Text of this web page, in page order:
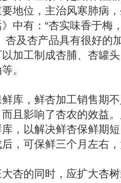
地位，主治风寒肺病
中有：“杏实味香于梅
杏及杏产品具有很好的
加工制成杏脯、杏罐
。
，鲜杏加工销售期不
且影响了杏农的效益
，以解决鲜杏保鲜期
，可保鲜三个月左右
的同时，应扩大杏树